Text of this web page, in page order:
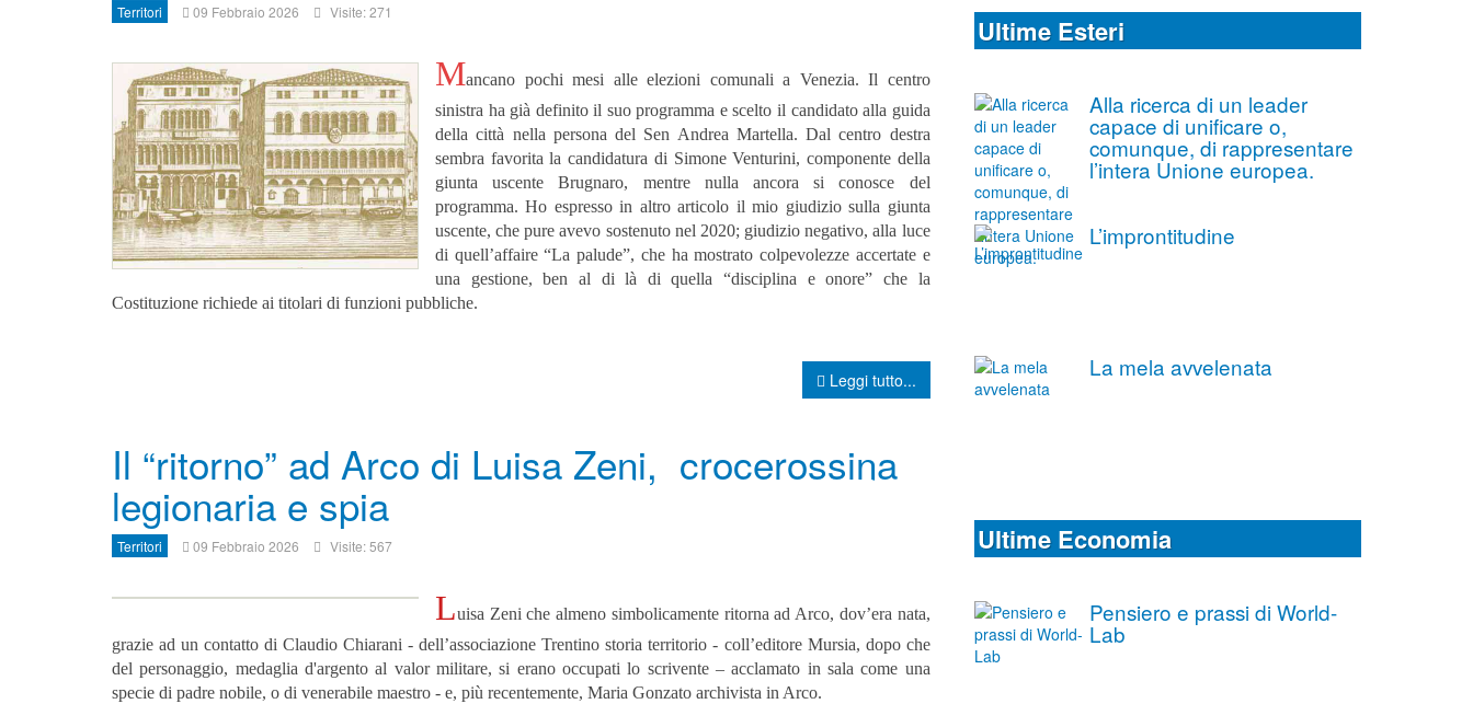
Territori 09 Febbraio 2026 Visite: 271
Mancano pochi mesi alle elezioni comunali a Venezia. Il centro
sinistra ha già definito il suo programma e scelto il candidato alla guida
della città nella persona del Sen Andrea Martella. Dal centro destra
sembra favorita la candidatura di Simone Venturini, componente della
giunta uscente Brugnaro, mentre nulla ancora si conosce del
programma.Ho espresso in altro articolo il mio giudizio sulla giunta
uscente, che pure avevo sostenuto nel 2020; giudizio negativo, alla luce
di quell’affaire “La palude”, che ha mostrato colpevolezze accertate e
una gestione, ben al di là di quella “disciplina e onore” che la
Costituzione richiede ai titolari di funzioni pubbliche.
Leggi tutto...
Il “ritorno” ad Arco di Luisa Zeni, crocerossina
legionaria e spia
Territori 09 Febbraio 2026 Visite: 567
Luisa Zeni che almeno simbolicamente ritorna ad Arco, dov’era nata,
grazie ad un contatto di Claudio Chiarani - dell’associazione Trentino storia territorio - coll’editore Mursia, dopo che
del personaggio, medaglia d'argento al valor militare, si erano occupati lo scrivente – acclamato in sala come una
specie di padre nobile, o di venerabile maestro - e, più recentemente, Maria Gonzato archivista in Arco.
Ultime Esteri
Alla ricerca di un leader
capace di unificare o,
comunque, di rappresentare
l’intera Unione europea.
L’improntitudine
La mela avvelenata
Ultime Economia
Pensiero e prassi di World-
Lab